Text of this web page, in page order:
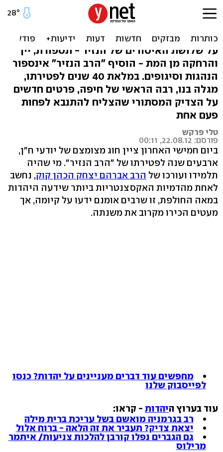
הנזיר היהודי: הצדיק המסתורי
שרצה להיות נביא
על שלושת האיסורים של הנזיר - תספורת, יין
והרחקה מן המת - הוסיף "הרב הנזיר" אינספור
הנהגות וסיגופים. במלאת 40 שנים לפטירתו,
מגלה בנו, רבה הראשי של חיפה, פרטים חדשים
על הצדיק המסתורי שהצליח להתנבא לפחות
פעם אחת
טלי פרקש
פורסם: 22.08.12, 00:11
ביום חמישי האחרון ציין חוג מצומצם של יודעי ח"ן,
ארבעים שנה לפטירתו של "הרב הנזיר". מי שהיה
תלמידו ועורכו של הרב אברהם יצחק הכהן קוק, נחשב
לאחת מהדמיות האקסצנטריות ביותר שידעה היהדות
במאה החולפת, זו שרבים אומנם ידעו על קיומה, אך
מעטים הכירו מקרוב את משנתה.
מחפשים עוד דברים מעניינים על יהדות? כנסו
לפייסבוק שלנו
עוד בערוץ היהדות - קראו:
רב בגרמניה מואשם בשל עריכת ברית מילה
יצאת צדיק? תעביר את זה הלאה - ברוח אלול
גם הגברים נפלו קורבן להלכות צניעות/ איתמר
מרילוס